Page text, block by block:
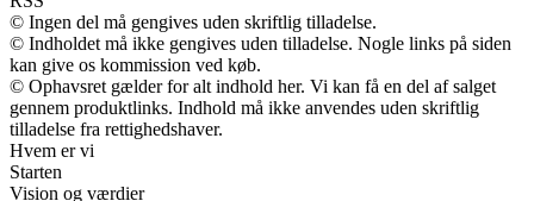
© Ingen del må gengives uden skriftlig tilladelse.
© Indholdet må ikke gengives uden tilladelse. Nogle links på siden
kan give os kommission ved køb.
© Ophavsret gælder for alt indhold her. Vi kan få en del af salget
gennem produktlinks. Indhold må ikke anvendes uden skriftlig
tilladelse fra rettighedshaver.
Hvem er vi
Starten
Vision og værdier